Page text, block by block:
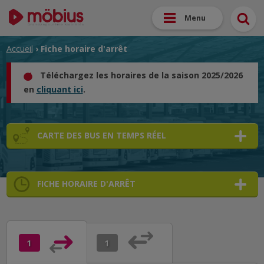
Menu
Accueil › Fiche horaire d'arrêt
Téléchargez les horaires de la saison 2025/2026
en cliquant ici.
CARTE DES BUS EN TEMPS RÉEL
FICHE HORAIRE D'ARRÊT
1 ➜
➜ 1 ➜
➜